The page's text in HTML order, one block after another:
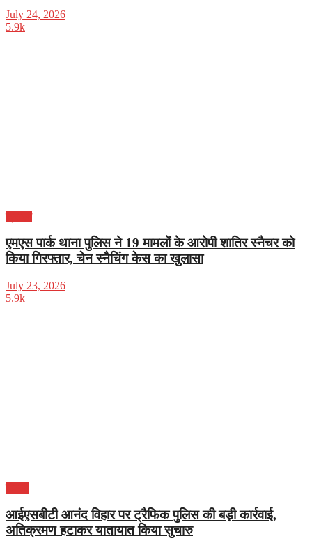
July 24, 2026
5.9k
एमएस पार्क थाना पुलिस ने 19 मामलों के आरोपी शातिर स्नैचर को
किया गिरफ्तार, चेन स्नैचिंग केस का खुलासा
July 23, 2026
5.9k
आईएसबीटी आनंद विहार पर ट्रैफिक पुलिस की बड़ी कार्रवाई,
अतिक्रमण हटाकर यातायात किया सुचारु